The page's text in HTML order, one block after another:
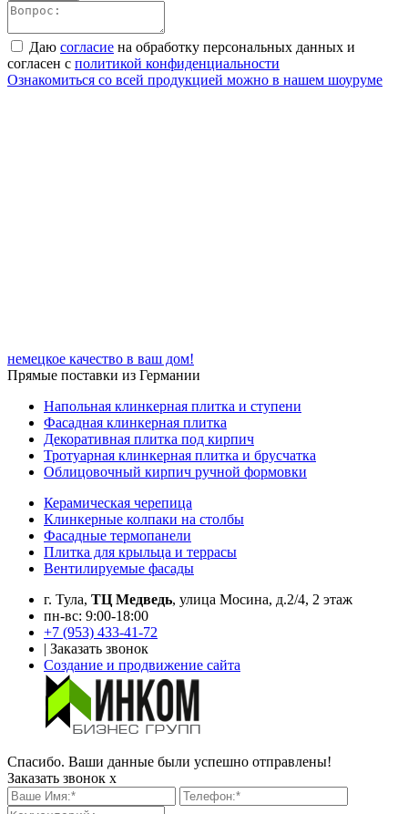
Даю согласие на обработку персональных данных и
согласен с политикой конфиденциальности
Ознакомиться со всей продукцией можно в нашем шоуруме
немецкое качество в ваш дом!
Прямые поставки из Германии
Напольная клинкерная плитка и ступени
Фасадная клинкерная плитка
Декоративная плитка под кирпич
Тротуарная клинкерная плитка и брусчатка
Облицовочный кирпич ручной формовки
Керамическая черепица
Клинкерные колпаки на столбы
Фасадные термопанели
Плитка для крыльца и террасы
Вентилируемые фасады
г. Тула, ТЦ Медведь, улица Мосина, д.2/4, 2 этаж
пн-вс: 9:00-18:00
+7 (953) 433-41-72
| Заказать звонок
Создание и продвижение сайта
Спасибо. Ваши данные были успешно отправлены!
Заказать звонок x